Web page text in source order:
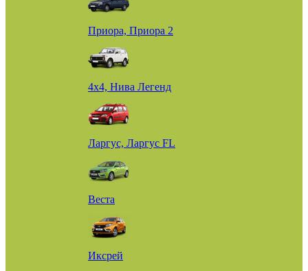
Приора, Приора 2
4х4, Нива Легенд
Ларгус, Ларгус FL
Веста
Иксрей